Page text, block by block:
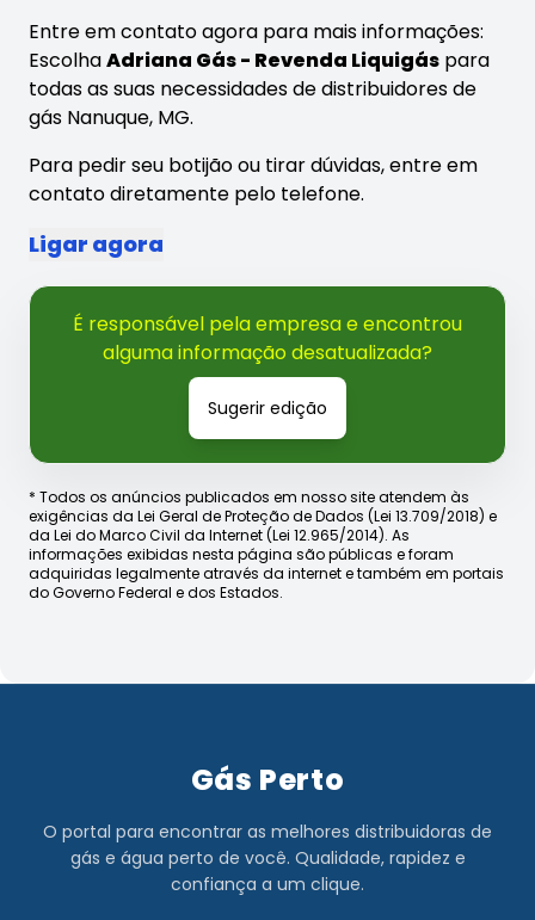
Entre em contato agora para mais informações:
EscolhaAdriana Gás - Revenda Liquigás para
todas as suas necessidades de distribuidores de
gás Nanuque, MG.
Para pedir seu botijão ou tirar dúvidas, entre em
contato diretamente pelo telefone.
Ligar agora
É responsável pela empresa e encontrou
alguma informação desatualizada?
Sugerir edição
* Todos os anúncios publicados em nosso site atendem às
exigências da Lei Geral de Proteção de Dados (Lei 13.709/2018) e
da Lei do Marco Civil da Internet (Lei 12.965/2014). As
informações exibidas nesta página são públicas e foram
adquiridas legalmente através da internet e também em portais
do Governo Federal e dos Estados.
Gás Perto
O portal para encontrar as melhores distribuidoras de
gás e água perto de você. Qualidade, rapidez e
confiança a um clique.